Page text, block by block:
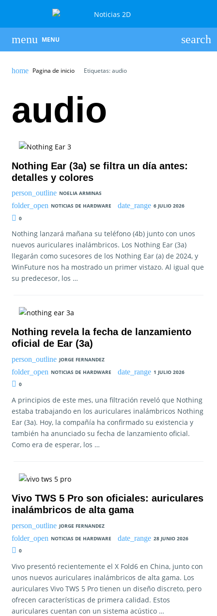
MENU
Pagina de inicio Etiquetas: audio
audio
Nothing Ear (3a) se filtra un día antes:
detalles y colores
NOELIA ARMINAS
NOTICIAS DE HARDWARE
6 JULIO 2026
0
Nothing lanzará mañana su teléfono (4b) junto con unos
nuevos auriculares inalámbricos. Los Nothing Ear (3a)
llegarán como sucesores de los Nothing Ear (a) de 2024, y
WinFuture nos ha mostrado un primer vistazo. Al igual que
su predecesor, los …
Nothing revela la fecha de lanzamiento
oficial de Ear (3a)
JORGE FERNANDEZ
NOTICIAS DE HARDWARE
1 JULIO 2026
0
A principios de este mes, una filtración reveló que Nothing
estaba trabajando en los auriculares inalámbricos Nothing
Ear (3a). Hoy, la compañía ha confirmado su existencia y
también ha anunciado su fecha de lanzamiento oficial.
Como era de esperar, los …
Vivo TWS 5 Pro son oficiales: auriculares
inalámbricos de alta gama
JORGE FERNANDEZ
NOTICIAS DE HARDWARE
28 JUNIO 2026
0
Vivo presentó recientemente el X Fold6 en China, junto con
unos nuevos auriculares inalámbricos de alta gama. Los
auriculares Vivo TWS 5 Pro tienen un diseño discreto, pero
ofrecen características de primera calidad. Estos
auriculares cuentan con un sistema acústico …